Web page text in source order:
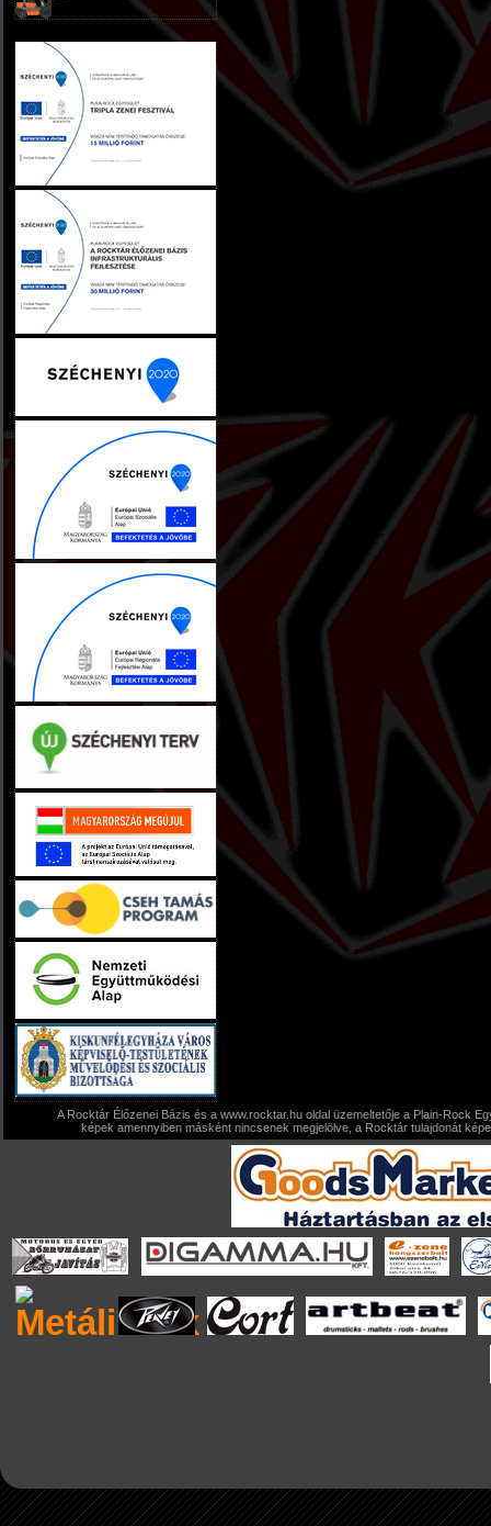
A Rocktár Élőzenei Bázis és a www.rocktar.hu oldal üzemeltetője a Plain-Rock
képek amennyiben másként nincsenek megjelölve, a Rocktár tulajdonát